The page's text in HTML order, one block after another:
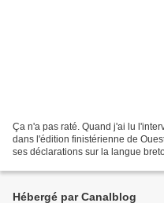
Ça n'a pas raté. Quand j'ai lu
dans l'édition finistérienne de
ses déclarations sur la langue
Hébergé par Canalblog